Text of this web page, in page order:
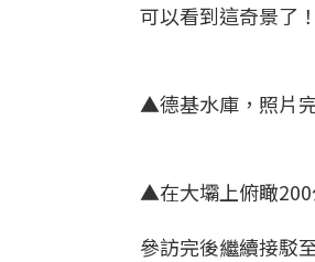
可以看到這奇景了！
▲德基水庫，照片
▲在大壩上俯瞰200
參訪完後繼續接駁